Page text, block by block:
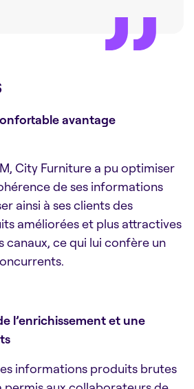
avantage
City Furniture a pu optimiser
de ses informations
ainsi à ses clients des
améliorées et plus attractives
canaux, ce qui lui confère un
l’enrichissement et une
informations produits brutes